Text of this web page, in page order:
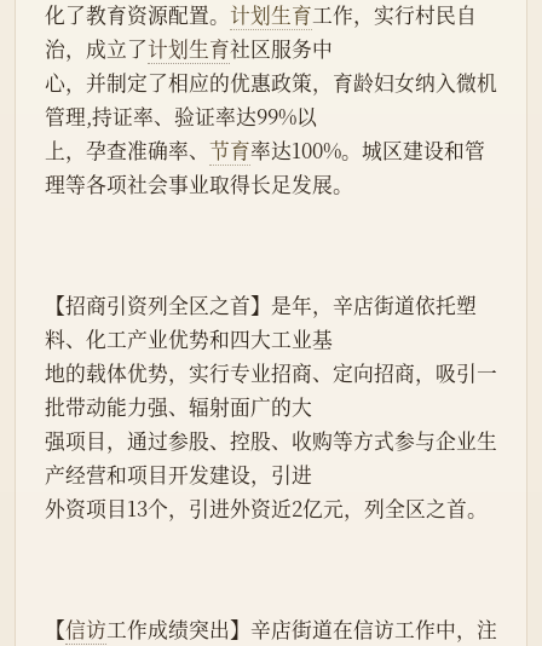
化了教育资源配置。 计划生育工作，实行村民自
治，成立了计划生育社区服务中
心，并制定了相应的优惠政策，育龄妇女纳入微机
管理,持证率、验证率达99%以
上，孕查准确率、 节育率达100%。城区建设和管
理等各项社会事业取得长足发展。
【招商引资列全区之首】是年，辛店街道依托塑
料、化工产业优势和四大工业基
地的载体优势，实行专业招商、定向招商，吸引一
批带动能力强、辐射面广的大
强项目，通过参股、控股、收购等方式参与企业生
产经营和项目开发建设，引进
外资项目13个，引进外资近2亿元，列全区之首。
【信访工作成绩突出】辛店街道在信访工作中，注